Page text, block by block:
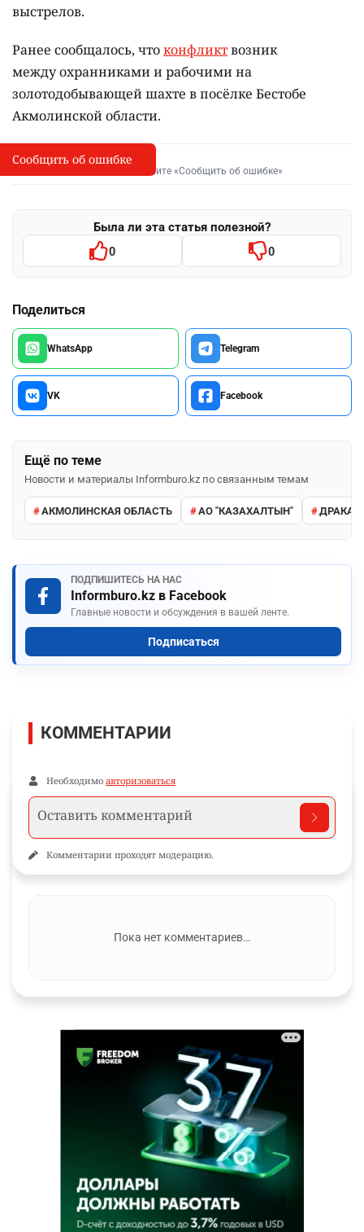
выстрелов.
Ранее сообщалось, чтоконфликтвозник
между охранниками и рабочими на
золотодобывающей шахте в посёлке Бестобе
Акмолинской области.
I
Сообщить об опечатке
Выделите фрагмент и нажмите «Сообщить об ошибке»
Была ли эта статья полезной?
0 0
Поделиться
WhatsApp Telegram
VK Facebook
Ещё по теме
Новости и материалы Informburo.kz по связанным темам
АКМОЛИНСКАЯ ОБЛАСТЬ АО "КАЗАХАЛТЫН" ДРАКА
ПОДПИШИТЕСЬ НА НАС
Informburo.kz в Facebook
Главные новости и обсуждения в вашей ленте.
Подписаться
Сообщить об ошибке
КОММЕНТАРИИ
Необходимо авторизоваться
Комментарии проходят модерацию.
Пока нет комментариев…